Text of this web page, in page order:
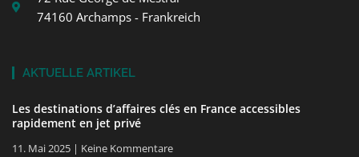
74160 Archamps - Frankreich
AKTUELLE ARTIKEL
Les destinations d’affaires clés en France accessibles
rapidement en jet privé
11. Mai 2025 Keine Kommentare